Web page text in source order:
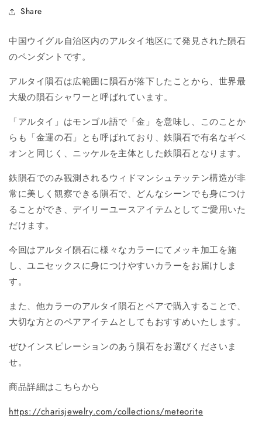
Share
中国ウイグル自治区内のアルタイ地区にて発見された隕石
のペンダントです。
アルタイ隕石は広範囲に隕石が落下したことから、世界最
大級の隕石シャワーと呼ばれています。
「アルタイ」はモンゴル語で「金」を意味し、このことか
らも「金運の石」とも呼ばれており、鉄隕石で有名なギベ
オンと同じく、ニッケルを主体とした鉄隕石となります。
鉄隕石でのみ観測されるウィドマンシュテッテン構造が非
常に美しく観察できる隕石で、どんなシーンでも身につけ
ることができ、デイリーユースアイテムとしてご愛用いた
だけます。
今回はアルタイ隕石に様々なカラーにてメッキ加工を施
し、ユニセックスに身につけやすいカラーをお届けしま
す。
また、他カラーのアルタイ隕石とペアで購入することで、
大切な方とのペアアイテムとしてもおすすめいたします。
ぜひインスピレーションのあう隕石をお選びくださいま
せ。
商品詳細はこちらから
https://charisjewelry.com/collections/meteorite